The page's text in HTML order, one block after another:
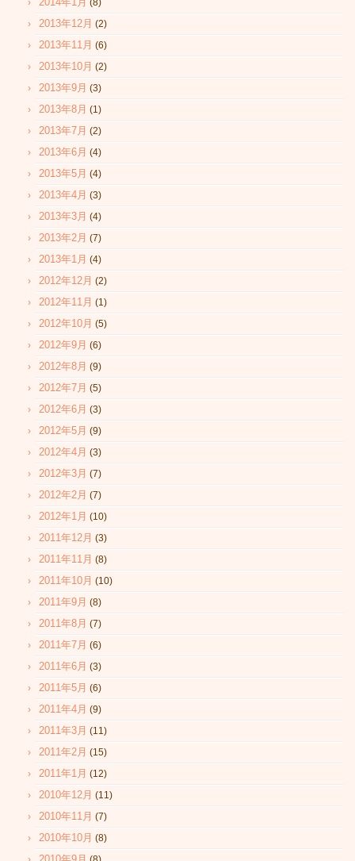
(8)
2013年12月 (2)
2013年11月 (6)
2013年10月 (2)
2013年9月 (3)
2013年8月 (1)
2013年7月 (2)
2013年6月 (4)
2013年5月 (4)
2013年4月 (3)
2013年3月 (4)
2013年2月 (7)
2013年1月 (4)
2012年12月 (2)
2012年11月 (1)
2012年10月 (5)
2012年9月 (6)
2012年8月 (9)
2012年7月 (5)
2012年6月 (3)
2012年5月 (9)
2012年4月 (3)
2012年3月 (7)
2012年2月 (7)
2012年1月 (10)
2011年12月 (3)
2011年11月 (8)
2011年10月 (10)
2011年9月 (8)
2011年8月 (7)
2011年7月 (6)
2011年6月 (3)
2011年5月 (6)
2011年4月 (9)
2011年3月 (11)
2011年2月 (15)
2011年1月 (12)
2010年12月 (11)
2010年11月 (7)
2010年10月 (8)